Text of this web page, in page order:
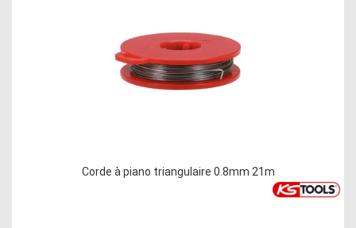
Corde à piano triangulaire 0.8mm 21m